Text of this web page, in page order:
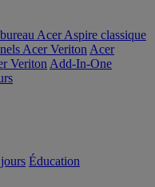
Acer Aspire classique
Acer Veriton Acer
Veriton Add-In-One
Éducation